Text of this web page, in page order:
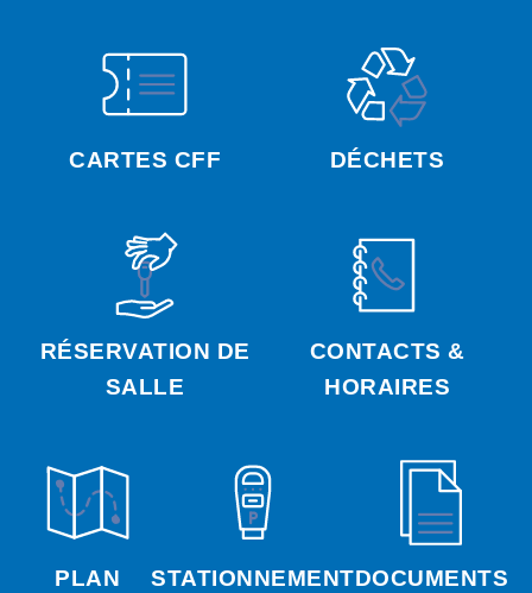
CARTES CFF DÉCHETS
RÉSERVATION DE
SALLE
CONTACTS &
HORAIRES
PLAN STATIONNEMENTDOCUMENTS